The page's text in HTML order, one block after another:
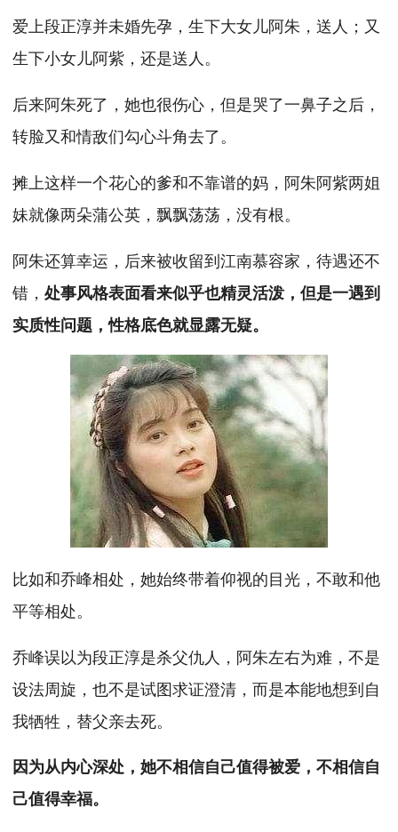
爱上段正淳并未婚先孕，生下大女儿阿朱，送人；又
生下小女儿阿紫，还是送人。
后来阿朱死了，她也很伤心，但是哭了一鼻子之后，
转脸又和情敌们勾心斗角去了。
摊上这样一个花心的爹和不靠谱的妈，阿朱阿紫两姐
妹就像两朵蒲公英，飘飘荡荡，没有根。
阿朱还算幸运，后来被收留到江南慕容家，待遇还不
错，处事风格表面看来似乎也精灵活泼，但是一遇到
实质性问题，性格底色就显露无疑。
比如和乔峰相处，她始终带着仰视的目光，不敢和他
平等相处。
乔峰误以为段正淳是杀父仇人，阿朱左右为难，不是
设法周旋，也不是试图求证澄清，而是本能地想到自
我牺牲，替父亲去死。
因为从内心深处，她不相信自己值得被爱，不相信自
己值得幸福。